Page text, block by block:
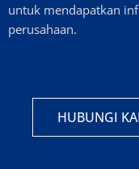
untuk mendapatkan
perusahaan.
HUBUNGI